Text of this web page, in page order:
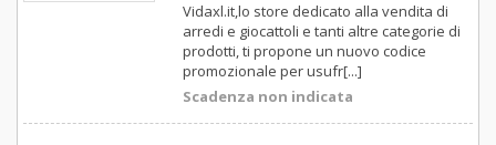
Vidaxl.it,lo store dedicato alla vendita di
arredi e giocattoli e tanti altre categorie di
prodotti, ti propone un nuovo codice
promozionale per usufr[...]
Scadenza non indicata